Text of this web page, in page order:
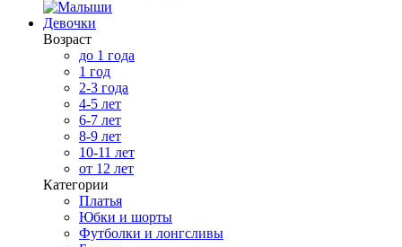
Девочки
Возраст
до 1 года
1 год
2-3 года
4-5 лет
6-7 лет
8-9 лет
10-11 лет
от 12 лет
Категории
Платья
Юбки и шорты
Футболки и лонгсливы